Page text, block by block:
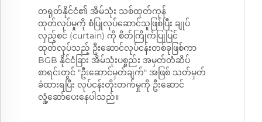
တရုတ်နိုင်ငံ၏ အိမ်သုံး သစ်ထုတ်ကုန်
ထုတ်လုပ်မှုကို စံပြုလုပ်ဆောင်သူဖြစ်ပြီး ချုပ်
လှည့်စင် (curtain) ကို စိတ်ကြိုက်ပြုပြင်
ထုတ်လုပ်သည့် ဦးဆောင်လုပ်ငန်းတစ်ခုဖြစ်ကာ
BGB နိုင်ငံခြား အိမ်သုံးပစ္စည်း အမှတ်တံဆိပ်
စာရင်းတွင် "ဦးဆောင်မှတ်ချက်" အဖြစ် သတ်မှတ်
ခံထားရပြီး လုပ်ငန်းတိုးတက်မှုကို ဦးဆောင်
လှုံ့ဆော်ပေးနေပါသည်။